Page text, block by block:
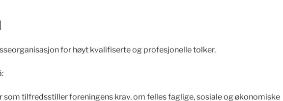
for høyt kvalifiserte og profesjonelle tolker.
som tilfredsstiller foreningens krav, om felles faglige, sosiale og økonomiske